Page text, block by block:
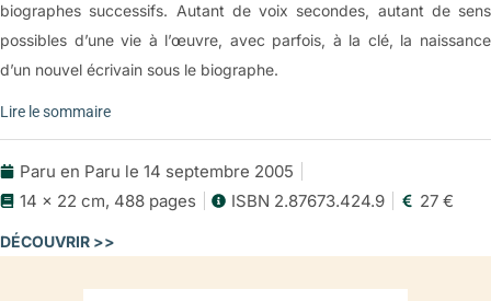
biographes successifs. Autant de voix secondes, autant de sens
possibles d’une vie à l’œuvre, avec parfois, à la clé, la naissance
d’un nouvel écrivain sous le biographe.
Lire le sommaire
La relation biographique:
enjeux contemporains
Le sommaire
Avant-propos
Paru en Paru le 14 septembre 2005
14 x 22 cm, 488 pages
ISBN 2.87673.424.9 27 €
DÉCOUVRIR >>